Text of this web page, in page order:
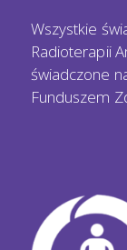
Wszystkie
Radioterapii
świadczone
Funduszem